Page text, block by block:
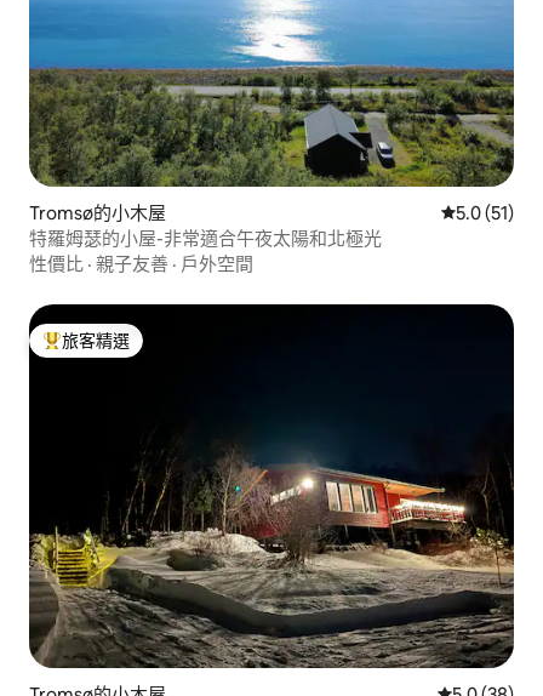
Tromsø的小木屋 從 51 則評
5.0 (51)
特羅姆瑟的小屋-非常適合午夜太陽和北極光
性價比 · 親子友善 · 戶外空間
旅客精選榜首
旅客精選